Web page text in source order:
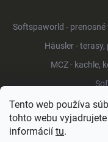
Tento web používa
tohto webu
informácií tu.
Softspaworld - prenosné
Häusler - terasy,
MCZ - kachle,